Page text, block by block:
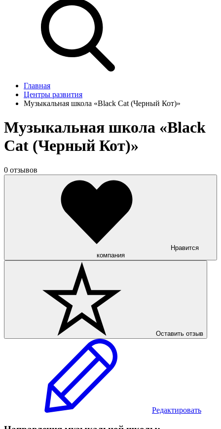
Главная
Центры развития
Музыкальная школа «Black Cat (Черный Кот)»
Музыкальная школа «Black
Cat (Черный Кот)»
0 отзывов
Нравится
компания
Оставить отзыв
Редактировать